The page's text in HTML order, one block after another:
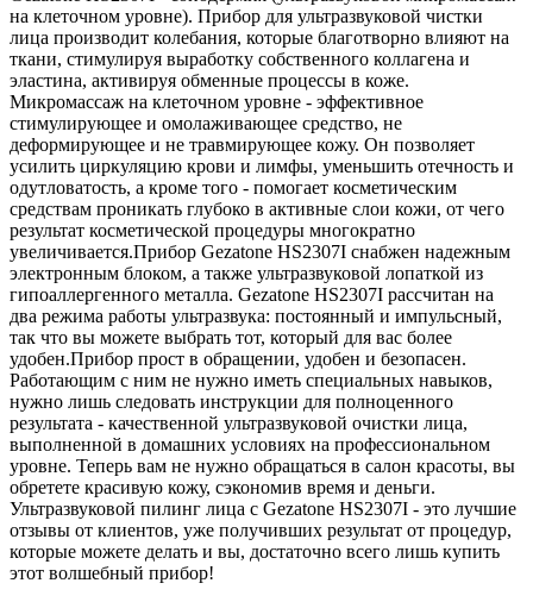
на клеточном уровне). Прибор для ультразвуковой чистки
лица производит колебания, которые благотворно влияют на
ткани, стимулируя выработку собственного коллагена и
эластина, активируя обменные процессы в коже.
Микромассаж на клеточном уровне - эффективное
стимулирующее и омолаживающее средство, не
деформирующее и не травмирующее кожу. Он позволяет
усилить циркуляцию крови и лимфы, уменьшить отечность и
одутловатость, а кроме того - помогает косметическим
средствам проникать глубоко в активные слои кожи, от чего
результат косметической процедуры многократно
увеличивается.Прибор Gezatone HS2307I снабжен надежным
электронным блоком, а также ультразвуковой лопаткой из
гипоаллергенного металла. Gezatone HS2307I рассчитан на
два режима работы ультразвука: постоянный и импульсный,
так что вы можете выбрать тот, который для вас более
удобен.Прибор прост в обращении, удобен и безопасен.
Работающим с ним не нужно иметь специальных навыков,
нужно лишь следовать инструкции для полноценного
результата - качественной ультразвуковой очистки лица,
выполненной в домашних условиях на профессиональном
уровне. Теперь вам не нужно обращаться в салон красоты, вы
обретете красивую кожу, сэкономив время и деньги.
Ультразвуковой пилинг лица с Gezatone HS2307I - это лучшие
отзывы от клиентов, уже получивших результат от процедур,
которые можете делать и вы, достаточно всего лишь купить
этот волшебный прибор!